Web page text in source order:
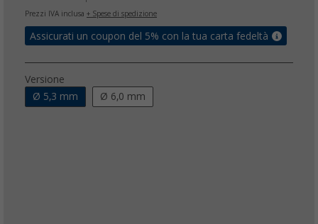
Prezzi IVA inclusa + Spese di spedizione
Assicurati un coupon del 5% con la tua carta fedeltà
Versione
Ø 5,3 mm
Ø 6,0 mm